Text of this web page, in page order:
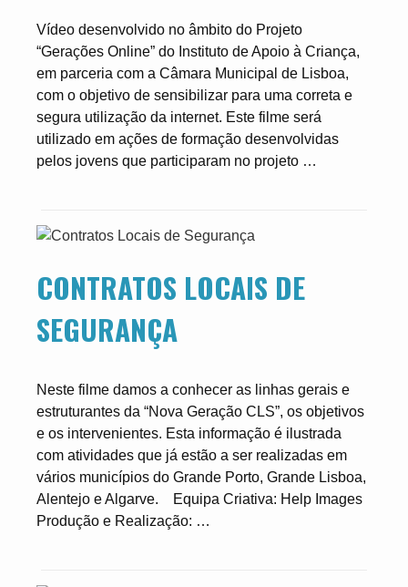
Vídeo desenvolvido no âmbito do Projeto
“Gerações Online” do Instituto de Apoio à Criança,
em parceria com a Câmara Municipal de Lisboa,
com o objetivo de sensibilizar para uma correta e
segura utilização da internet. Este filme será
utilizado em ações de formação desenvolvidas
pelos jovens que participaram no projeto …
CONTRATOS LOCAIS DE
SEGURANÇA
Neste filme damos a conhecer as linhas gerais e
estruturantes da “Nova Geração CLS”, os objetivos
e os intervenientes. Esta informação é ilustrada
com atividades que já estão a ser realizadas em
vários municípios do Grande Porto, Grande Lisboa,
Alentejo e Algarve. Equipa Criativa: Help Images
Produção e Realização: …